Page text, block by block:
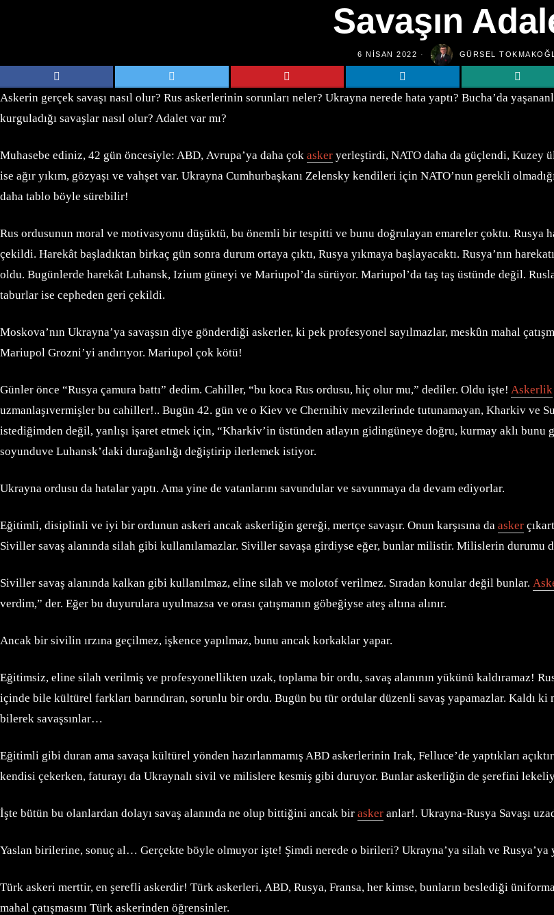
Savaşın
6 NISAN 2022 GÜRSEL
Askerin gerçek savaşı nasıl olur? Rus askerlerinin sorunları neler? Ukrayna nerede hata yaptı? Bucha’da
kurguladığı savaşlar nasıl olur? Adalet var mı?
Muhasebe ediniz, 42 gün öncesiyle: ABD, Avrupa’ya daha çok asker yerleştirdi, NATO daha da güçlendi, Kuzey
ise ağır yıkım, gözyaşı ve vahşet var. Ukrayna Cumhurbaşkanı Zelensky kendileri için NATO’nun gerekli
daha tablo böyle sürebilir!
Rus ordusunun moral ve motivasyonu düşüktü, bu önemli bir tespitti ve bunu doğrulayan emareler çoktu. Rusya
çekildi. Harekât başladıktan birkaç gün sonra durum ortaya çıktı, Rusya yıkmaya başlayacaktı. Rusya’nın
oldu. Bugünlerde harekât Luhansk, Izium güneyi ve Mariupol’da sürüyor. Mariupol’da taş taş üstünde değil.
taburlar ise cepheden geri çekildi.
Moskova’nın Ukrayna’ya savaşsın diye gönderdiği askerler, ki pek profesyonel sayılmazlar, meskûn mahal
Mariupol Grozni’yi andırıyor. Mariupol çok kötü!
Günler önce “Rusya çamura battı” dedim. Cahiller, “bu koca Rus ordusu, hiç olur mu,” dediler. Oldu işte! Askerlik
uzmanlaşıvermişler bu cahiller!.. Bugün 42. gün ve o Kiev ve Chernihiv mevzilerinde tutunamayan, Kharkiv ve
istediğimden değil, yanlışı işaret etmek için, “Kharkiv’in üstünden atlayın gidingüneye doğru, kurmay aklı
soyunduve Luhansk’daki durağanlığı değiştirip ilerlemek istiyor.
Ukrayna ordusu da hatalar yaptı. Ama yine de vatanlarını savundular ve savunmaya da devam ediyorlar.
Eğitimli, disiplinli ve iyi bir ordunun askeri ancak askerliğin gereği, mertçe savaşır. Onun karşısına da asker
Siviller savaş alanında silah gibi kullanılamazlar. Siviller savaşa girdiyse eğer, bunlar milistir. Milislerin durumu
Siviller savaş alanında kalkan gibi kullanılmaz, eline silah ve molotof verilmez. Sıradan konular değil bunlar.
verdim,” der. Eğer bu duyurulara uyulmazsa ve orası çatışmanın göbeğiyse ateş altına alınır.
Ancak bir sivilin ırzına geçilmez, işkence yapılmaz, bunu ancak korkaklar yapar.
Eğitimsiz, eline silah verilmiş ve profesyonellikten uzak, toplama bir ordu, savaş alanının yükünü kaldıramaz!
içinde bile kültürel farkları barındıran, sorunlu bir ordu. Bugün bu tür ordular düzenli savaş yapamazlar. Kaldı ki
bilerek savaşsınlar…
Eğitimli gibi duran ama savaşa kültürel yönden hazırlanmamış ABD askerlerinin Irak, Felluce’de yaptıkları
kendisi çekerken, faturayı da Ukraynalı sivil ve milislere kesmiş gibi duruyor. Bunlar askerliğin de şerefini
İşte bütün bu olanlardan dolayı savaş alanında ne olup bittiğini ancak bir asker anlar!. Ukrayna-Rusya Savaşı
Yaslan birilerine, sonuç al… Gerçekte böyle olmuyor işte! Şimdi nerede o birileri? Ukrayna’ya silah ve Rusya’ya
Türk askeri merttir, en şerefli askerdir! Türk askerleri, ABD, Rusya, Fransa, her kimse, bunların beslediği
mahal çatışmasını Türk askerinden öğrensinler.